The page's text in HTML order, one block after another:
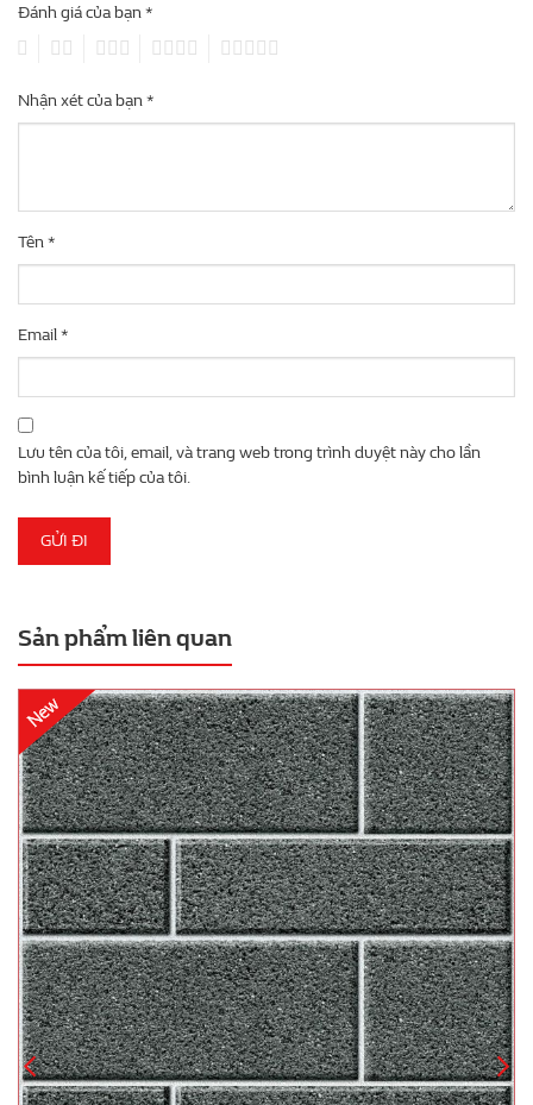
Đánh giá của bạn*
Nhận xét của bạn*
Tên*
Email*
Lưu tên của tôi, email, và trang web trong trình duyệt này cho lần
bình luận kế tiếp của tôi.
Sản phẩm liên quan